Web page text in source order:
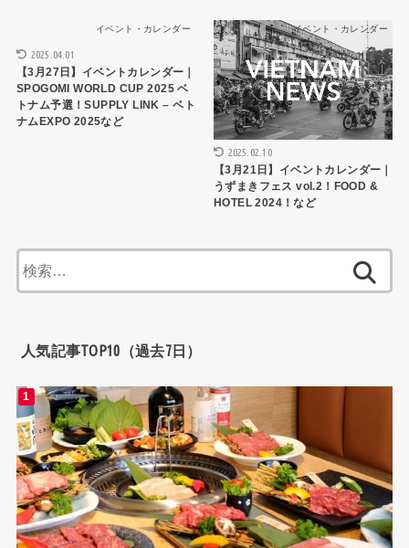
イベント・カレンダー
2025.04.01
【3月27日】イベントカレンダー｜
SPOGOMI WORLD CUP 2025 ベ
トナム予選！SUPPLY LINK – ベト
ナムEXPO 2025など
イベント・カレンダー
2025.02.10
【3月21日】イベントカレンダー｜
うずまきフェス vol.2！FOOD &
HOTEL 2024！など
索:
人気記事TOP10（過去7日）